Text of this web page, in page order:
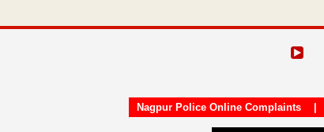
Nagpur Police Online Complaints|